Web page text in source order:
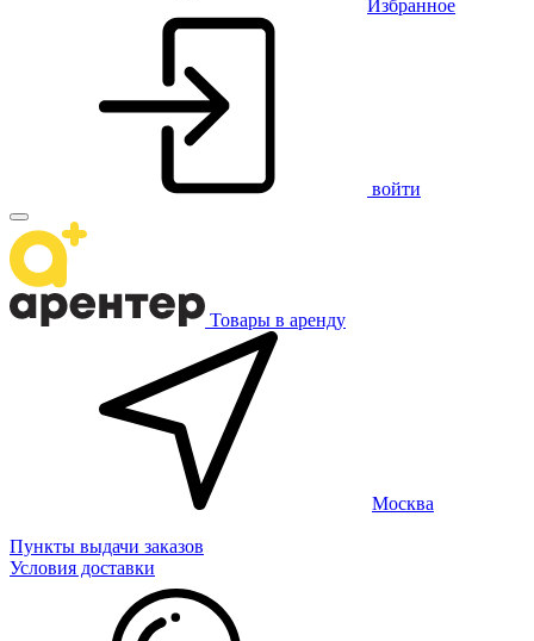
Избранное
войти
Товары в аренду
Москва
Пункты выдачи заказов
Условия доставки